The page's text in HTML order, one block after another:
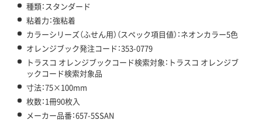
種類：スタンダード
粘着力：強粘着
カラーシリーズ（ふせん用）（スペック項目値）：ネオンカラー5色
オレンジブック発注コード：353-0779
トラスコ オレンジブックコード検索対象：トラスコ オレンジブ
ックコード検索対象品
寸法：75×100mm
枚数：1冊90枚入
メーカー品番：657-5SSAN